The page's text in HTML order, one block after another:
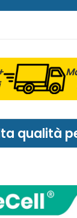
qualità